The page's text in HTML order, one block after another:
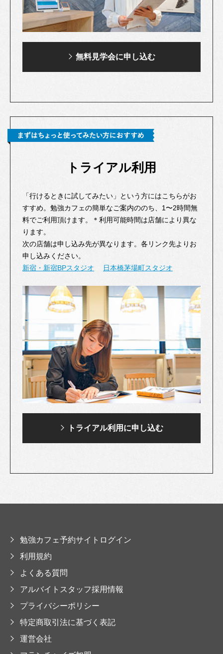
無料見学会に申し込む
トライアル利用
「行けるときに試してみたい」という方にはこちらがお
すすめ。勉強カフェの簡単なご案内ののち、1〜2時間無
料でご利用頂けます。＊利用可能時間は店舗により異な
ります。
次の店舗は申し込み先が異なります。各リンク先よりお
申し込みください。
新宿・新宿BPスタジオ
日本橋茅場町スタジオ
トライアル利用に申し込む
勉強カフェ予約サイトログイン
利用規約
よくある質問
アルバイトスタッフ採用情報
プライバシーポリシー
特定商取引法に基づく表記
運営会社